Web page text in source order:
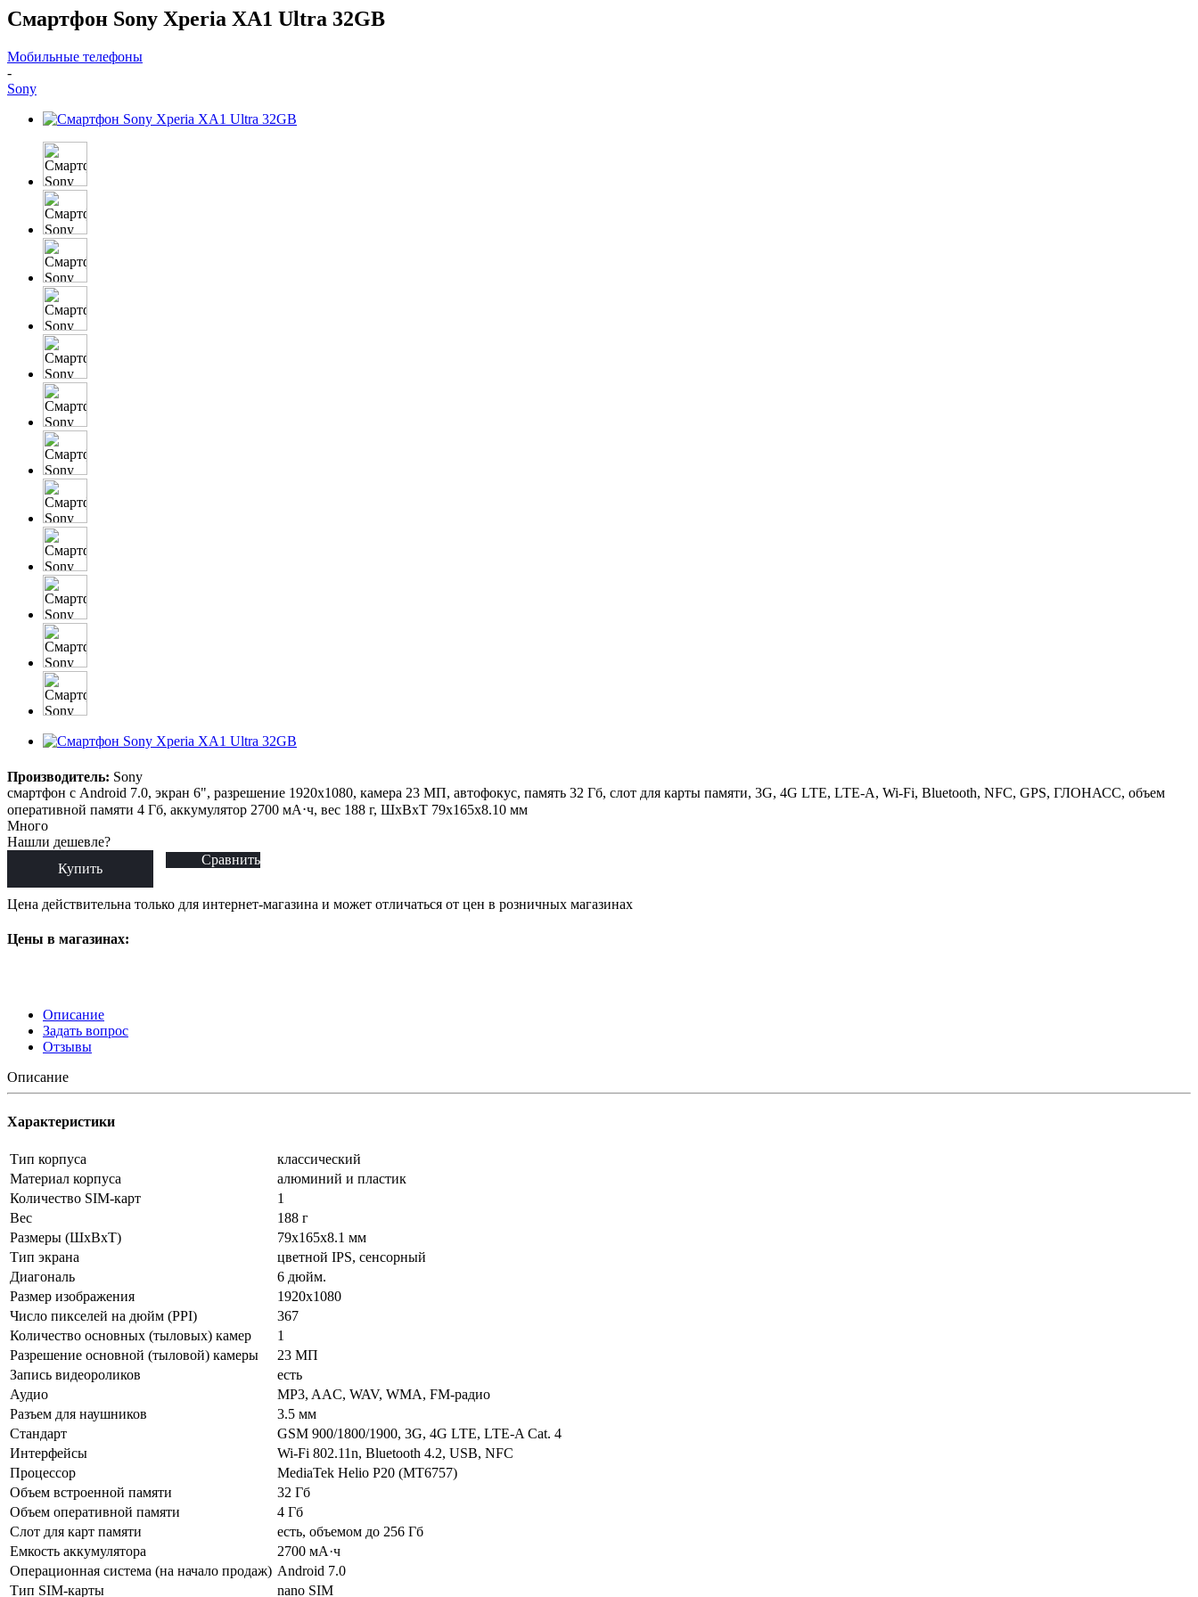
Смартфон Sony Xperia XA1 Ultra 32GB
Мобильные телефоны
-
Sony
Производитель: Sony
смартфон с Android 7.0, экран 6", разрешение 1920x1080, камера 23 МП, автофокус, память 32 Гб, слот для карты памяти, 3G, 4G LTE, LTE-A, Wi-Fi, Bluetooth, NFC, GPS, ГЛОНАСС, объем
оперативной памяти 4 Гб, аккумулятор 2700 мА⋅ч, вес 188 г, ШxВxТ 79x165x8.10 мм
Много
Нашли дешевле?
Купить
Сравнить
Цена действительна только для интернет-магазина и может отличаться от цен в розничных магазинах
Цены в магазинах:
Описание
Задать вопрос
Отзывы
Описание
Характеристики
Тип корпуса
классический
Материал корпуса
алюминий и пластик
Количество SIM-карт
1
Вес
188 г
Размеры (ШxВxТ)
79x165x8.1 мм
Тип экрана
цветной IPS, сенсорный
Диагональ
6 дюйм.
Размер изображения
1920x1080
Число пикселей на дюйм (PPI)
367
Количество основных (тыловых) камер
1
Разрешение основной (тыловой) камеры
23 МП
Запись видеороликов
есть
Аудио
MP3, AAC, WAV, WMA, FM-радио
Разъем для наушников
3.5 мм
Стандарт
GSM 900/1800/1900, 3G, 4G LTE, LTE-A Cat. 4
Интерфейсы
Wi-Fi 802.11n, Bluetooth 4.2, USB, NFC
Процессор
MediaTek Helio P20 (MT6757)
Объем встроенной памяти
32 Гб
Объем оперативной памяти
4 Гб
Слот для карт памяти
есть, объемом до 256 Гб
Емкость аккумулятора
2700 мА·ч
Операционная система (на начало продаж) Android 7.0
Тип SIM-карты
nano SIM